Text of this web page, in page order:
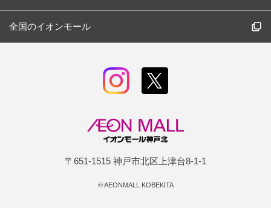
全国のイオンモール
〒651-1515 神戸市北区上津台8-1-1
©AEONMALL KOBEKITA